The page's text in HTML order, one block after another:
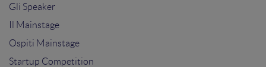
Gli Speaker
Il Mainstage
Ospiti Mainstage
Startup Competition